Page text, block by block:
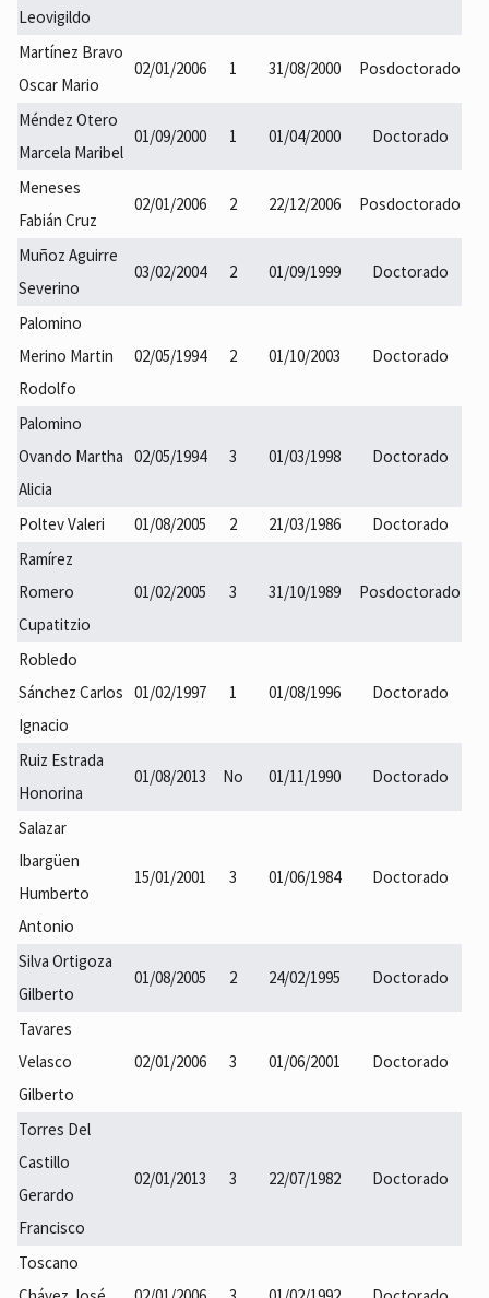
Leovigildo
Martínez Bravo
Oscar Mario
02/01/2006 1 31/08/2000 Posdoctorado
Méndez Otero
Marcela Maribel
01/09/2000 1 01/04/2000 Doctorado
Meneses
Fabián Cruz
02/01/2006 2 22/12/2006 Posdoctorado
Muñoz Aguirre
Severino
03/02/2004 2 01/09/1999 Doctorado
Palomino
Merino Martin
Rodolfo
02/05/1994 2 01/10/2003 Doctorado
Palomino
Ovando Martha
Alicia
02/05/1994 3 01/03/1998 Doctorado
Poltev Valeri 01/08/2005 2 21/03/1986
Doctorado
Ramírez
Romero
Cupatitzio
01/02/2005 3 31/10/1989 Posdoctorado
Robledo
Sánchez Carlos
Ignacio
01/02/1997 1 01/08/1996 Doctorado
Ruiz Estrada
Honorina
01/08/2013 No 01/11/1990 Doctorado
Salazar
Ibargüen
Humberto
Antonio
15/01/2001 3 01/06/1984 Doctorado
Silva Ortigoza
Gilberto
01/08/2005 2 24/02/1995 Doctorado
Tavares
Velasco
Gilberto
02/01/2006 3 01/06/2001 Doctorado
Torres Del
Castillo
Gerardo
Francisco
02/01/2013 3 22/07/1982 Doctorado
Toscano